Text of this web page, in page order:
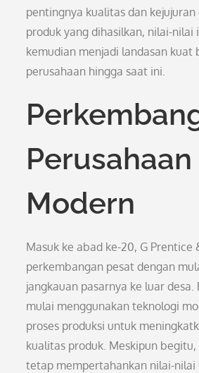
pentingnya kualitas dan
produk yang dihasilkan, nilai-nilai
kemudian menjadi landasan kuat
perusahaan hingga saat ini.
Perusahaan
Modern
Masuk ke abad ke-20, G Prentice
perkembangan pesat dengan
jangkauan pasarnya ke luar desa.
mulai menggunakan teknologi
proses produksi untuk
kualitas produk. Meskipun
tetap mempertahankan nilai-nilai